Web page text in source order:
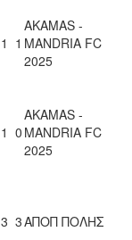
1 1
AKAMAS -
MANDRIA FC
2025
1 0
AKAMAS -
MANDRIA FC
2025
3 3ΑΠΟΠ ΠΟΛΗΣ